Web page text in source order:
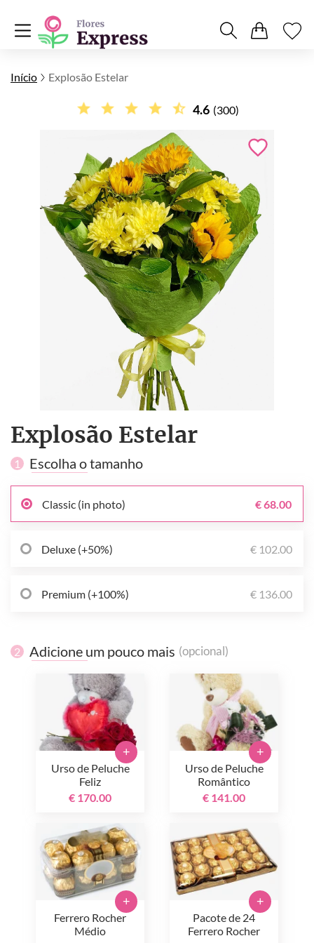
Início Explosão Estelar
4.6 (300)
Explosão Estelar
1 Escolha o tamanho
Classic (in photo) € 68.00
Deluxe (+50%) € 102.00
Premium (+100%) € 136.00
2 Adicione um pouco mais (opcional)
Urso de Peluche
Feliz
€ 170.00
+
Urso de Peluche
Romântico
€ 141.00
+
Ferrero Rocher
Médio
+
Pacote de 24
Ferrero Rocher
+